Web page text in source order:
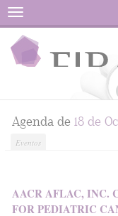
Menu
Agenda de 18 de
Eventos
AACR AFLAC, INC.
FOR PEDIATRIC